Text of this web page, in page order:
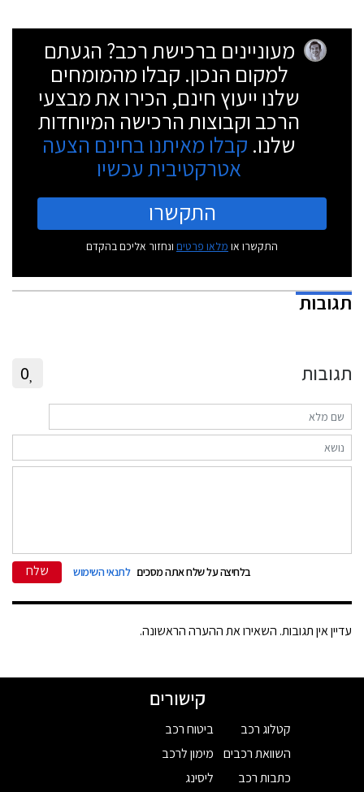
מעוניינים ברכישת רכב? הגעתם
למקום הנכון. קבלו מהמומחים
שלנו ייעוץ חינם, הכירו את מבצעי
הרכב וקבוצות הרכישה המיוחדות
שלנו. קבלו מאיתנו בחינם הצעה
אטרקטיבית עכשיו
התקשרו
התקשרו או מלאו פרטים ונחזור אליכם בהקדם
תגובות
תגובות 0
בלחיצה על שלח אתה מסכים לתנאי השימוש שלח
עדיין אין תגובות. השאירו את ההערה הראשונה.
קישורים
קטלוג רכב
השוואת רכבים
כתבות רכב
ביטוח רכב
מימון לרכב
ליסינג